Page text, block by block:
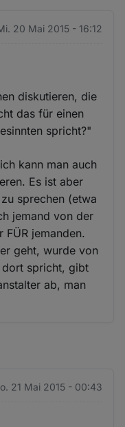
20 Mai 2015 - 16:12
diskutieren, die
das für einen
spricht?"
kann man auch
Es ist aber
sprechen (etwa
jemand von der
jemanden.
geht, wurde von
dort spricht, gibt
ab, man
21 Mai 2015 - 00:43